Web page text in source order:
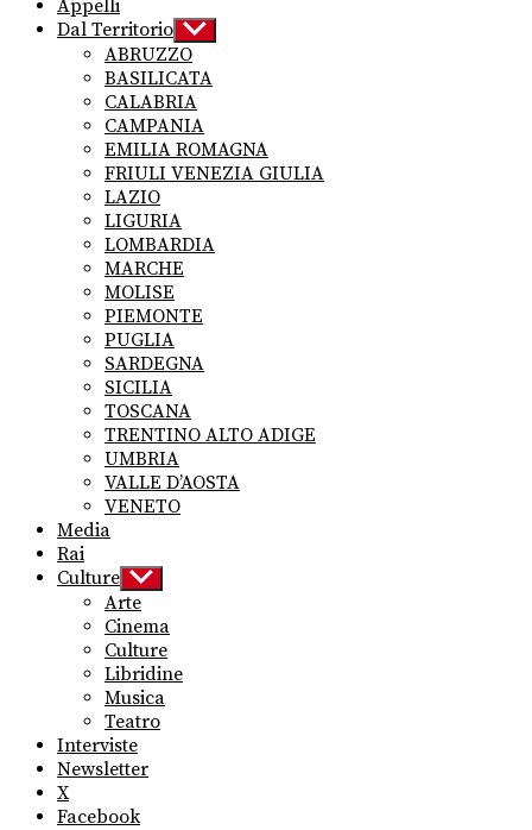
Appelli
Dal Territorio Show
sub
menu
ABRUZZO
BASILICATA
CALABRIA
CAMPANIA
EMILIA ROMAGNA
FRIULI VENEZIA GIULIA
LAZIO
LIGURIA
LOMBARDIA
MARCHE
MOLISE
PIEMONTE
PUGLIA
SARDEGNA
SICILIA
TOSCANA
TRENTINO ALTO ADIGE
UMBRIA
VALLE D’AOSTA
VENETO
Media
Rai
Culture Show
sub
menu
Arte
Cinema
Culture
Libridine
Musica
Teatro
Interviste
Newsletter
X
Facebook